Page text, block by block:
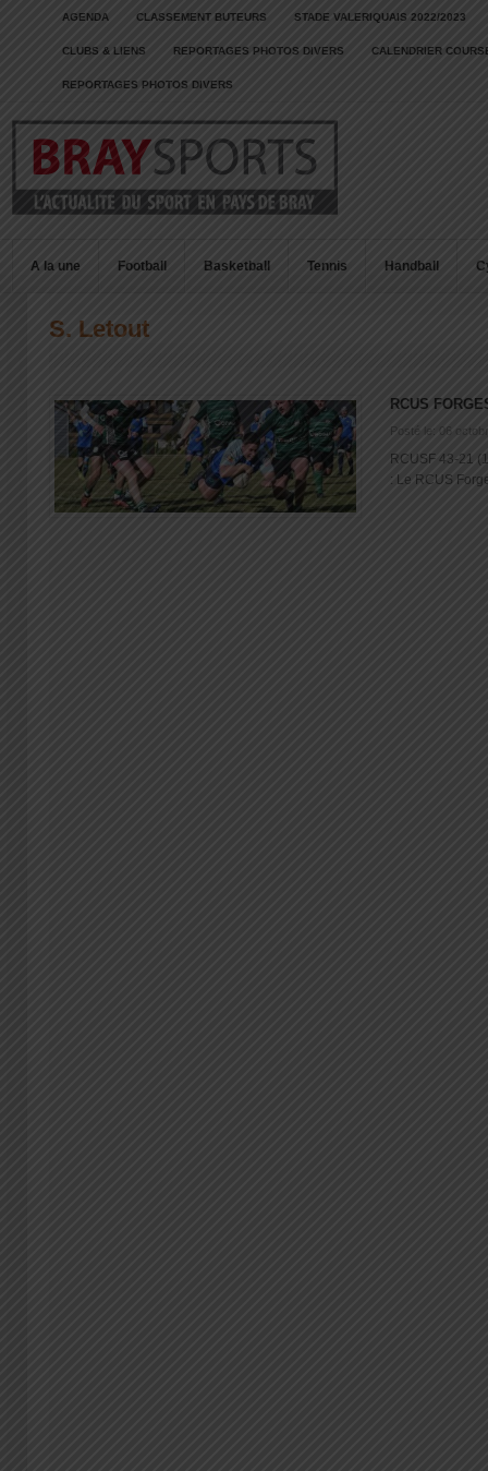
AGENDA CLASSEMENT BUTEURS STADE VALERIQUAIS 2022/2023
CLUBS & LIENS REPORTAGES PHOTOS DIVERS CALENDRIER
REPORTAGES PHOTOS DIVERS
A la une Football Basketball Tennis Handball
S. Letout
RCUS
Posté le: 06
RCUSF 43-21
: Le RCUS